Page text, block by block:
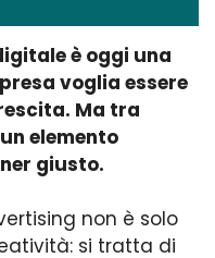
è oggi una
voglia essere
Ma tra
elemento
giusto.
non è solo
si tratta di